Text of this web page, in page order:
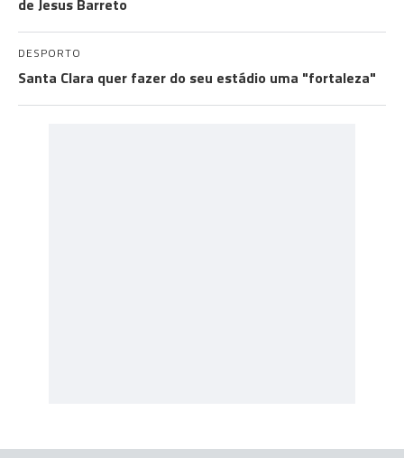
de Jesus Barreto
DESPORTO
Santa Clara quer fazer do seu estádio uma "fortaleza"